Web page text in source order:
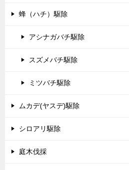
蜂（ハチ）駆除
アシナガバチ駆除
スズメバチ駆除
ミツバチ駆除
ムカデ(ヤスデ)駆除
シロアリ駆除
庭木伐採